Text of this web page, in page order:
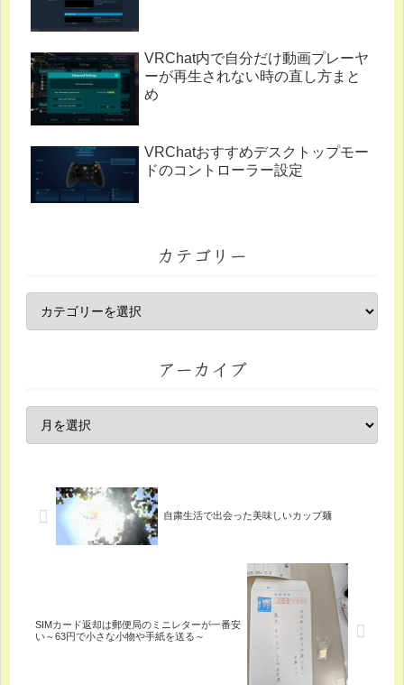
VRChat内で自分だけ動画プレーヤ
ーが再生されない時の直し方まと
め
VRChatおすすめデスクトップモー
ドのコントローラー設定
カテゴリー
アーカイブ
自粛生活で出会った美味しいカップ麺
SIMカード返却は郵便局のミニレターが一番安
い～63円で小さな小物や手紙を送る～